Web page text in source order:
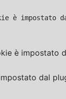
è
è impostato
dal